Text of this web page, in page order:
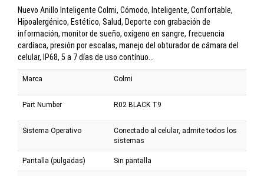
Nuevo Anillo Inteligente Colmi, Cómodo, Inteligente, Confortable,
Hipoalergénico, Estético, Salud, Deporte con grabación de
información, monitor de sueño, oxígeno en sangre, frecuencia
cardíaca, presión por escalas, manejo del obturador de cámara del
celular, IP68, 5 a 7 días de uso contínuo...
Marca Colmi
Part Number R02 BLACK T9
Sistema Operativo
Conectado al celular, admite todos los
sistemas
Pantalla (pulgadas) Sin pantalla